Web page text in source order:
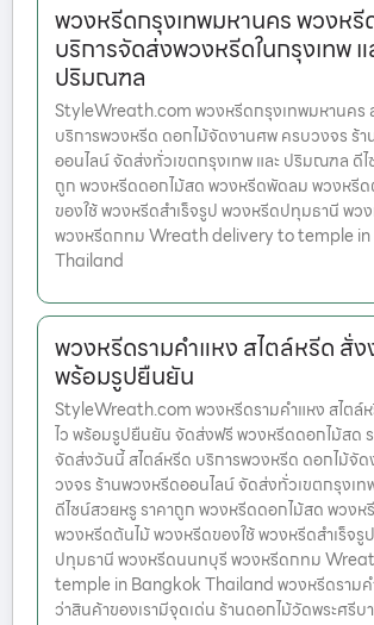
พวงหรีดกรุงเทพมหานคร พวงหรี
บริการจัดส่งพวงหรีดในกรุงเทพ แ
ปริมณฑล
StyleWreath.com พวงหรีดกรุงเทพมหานคร
บริการพวงหรีด ดอกไม้จัดงานศพ ครบวงจร ร้
ออนไลน์ จัดส่งทั่วเขตกรุงเทพ และ ปริมณฑล ดีไ
ถูก พวงหรีดดอกไม้สด พวงหรีดพัดลม พวงหรี
ของใช้ พวงหรีดสำเร็จรูป พวงหรีดปทุมธานี พว
พวงหรีดกทม Wreath delivery to temple
Thailand
พวงหรีดรามคำแหง สไตล์หรีด สั่ง
พร้อมรูปยืนยัน
StyleWreath.com พวงหรีดรามคำแหง สไตล์
ไว พร้อมรูปยืนยัน จัดส่งฟรี พวงหรีดดอกไม้สด
จัดส่งวันนี้ สไตล์หรีด บริการพวงหรีด ดอกไม้จั
วงจร ร้านพวงหรีดออนไลน์ จัดส่งทั่วเขตกรุงเ
ดีไซน์สวยหรู ราคาถูก พวงหรีดดอกไม้สด พวง
พวงหรีดต้นไม้ พวงหรีดของใช้ พวงหรีดสำเร็จรู
ปทุมธานี พวงหรีดนนทบุรี พวงหรีดกทม
temple in Bangkok Thailand พวงหรีดรามค
ว่าสินค้าของเรามีจุดเด่น ร้านดอกไม้วัดพระศรีบ